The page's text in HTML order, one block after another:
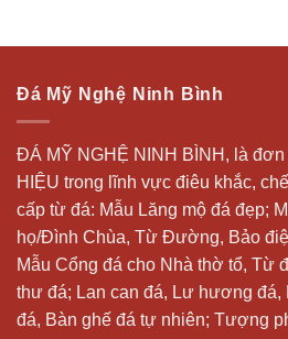
Đá Mỹ Nghệ Ninh Bình
ĐÁ MỸ NGHỆ NINH BÌNH, là
HIỆU trong lĩnh vực điêu khắc,
cấp từ đá: Mẫu Lăng mộ đá đẹp;
họ/Đình Chùa, Từ Đường, Bảo
Mẫu Cổng đá cho Nhà thờ tổ, Từ
thư đá; Lan can đá, Lư hương đá,
đá, Bàn ghế đá tự nhiên; Tượng